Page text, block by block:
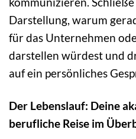
Darstellung, warum
für das Unternehmen
darstellen würdest und
auf ein persönliches
Der Lebenslauf: Deine
berufliche Reise im